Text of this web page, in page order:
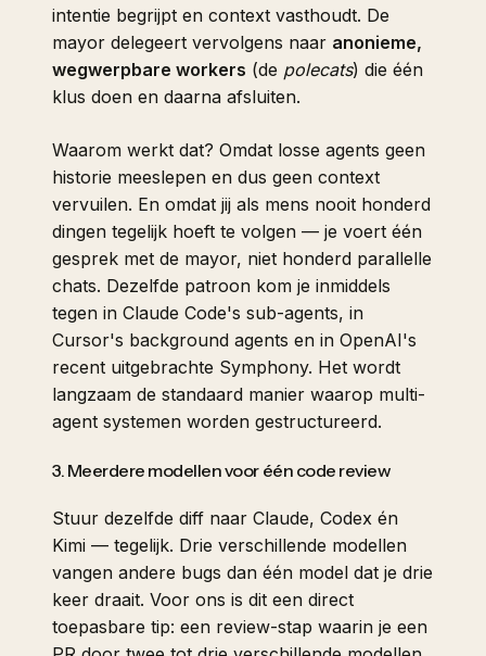
intentie begrijpt en context vasthoudt. De
mayor delegeert vervolgens naar anonieme,
wegwerpbare workers (de polecats) die één
klus doen en daarna afsluiten.
Waarom werkt dat? Omdat losse agents geen
historie meeslepen en dus geen context
vervuilen. En omdat jij als mens nooit honderd
dingen tegelijk hoeft te volgen — je voert één
gesprek met de mayor, niet honderd parallelle
chats. Dezelfde patroon kom je inmiddels
tegen in Claude Code's sub-agents, in
Cursor's background agents en in OpenAI's
recent uitgebrachte Symphony. Het wordt
langzaam de standaard manier waarop multi-
agent systemen worden gestructureerd.
3. Meerdere modellen voor één code review
Stuur dezelfde diff naar Claude, Codex én
Kimi — tegelijk. Drie verschillende modellen
vangen andere bugs dan één model dat je drie
keer draait. Voor ons is dit een direct
toepasbare tip: een review-stap waarin je een